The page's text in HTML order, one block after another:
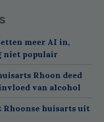
meer AI in,
niet populair
Rhoon deed
van alcohol
Rhoonse huisarts uit